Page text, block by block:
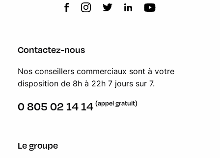
Contactez-nous
Nos conseillers commerciaux sont à votre
disposition de 8h à 22h 7 jours sur 7.
0 805 02 14 14 (appel gratuit)
Le groupe